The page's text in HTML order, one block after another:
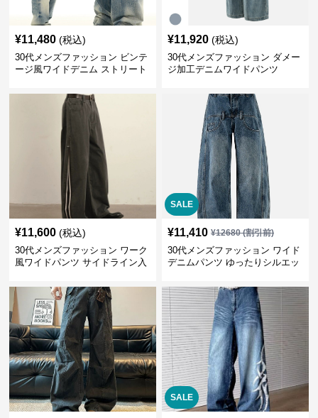
¥11,480 (税込)
30代メンズファッション ビンテ
ージ風ワイドデニム ストリート
¥11,920 (税込)
30代メンズファッション ダメー
ジ加工デニムワイドパンツ
¥11,600 (税込)
30代メンズファッション ワーク
風ワイドパンツ サイドライン入
SALE
¥11,410 ¥12680(割引前)
30代メンズファッション ワイド
デニムパンツ ゆったりシルエッ
SALE